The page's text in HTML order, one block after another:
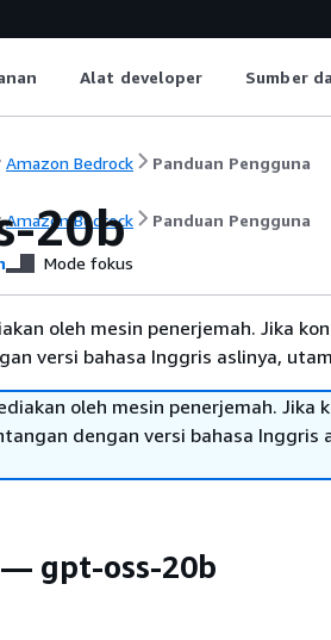
Alat developer Sumber
Amazon Bedrock Panduan Pengguna
Amazon Bedrock Panduan Pengguna
20b
Mode fokus
oleh mesin penerjemah. Jika
versi bahasa Inggris aslinya,
oleh mesin penerjemah. Jika
dengan versi bahasa Inggris
— gpt-oss-20b